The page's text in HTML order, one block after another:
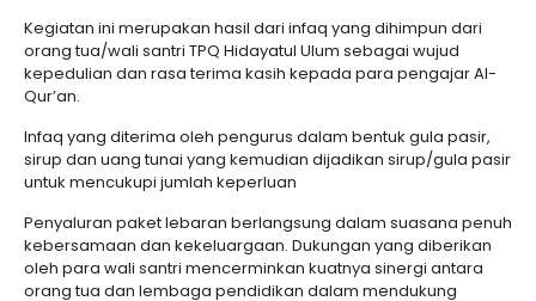
Kegiatan ini merupakan hasil dari infaq yang dihimpun dari
orang tua/wali santri TPQ Hidayatul Ulum sebagai wujud
kepedulian dan rasa terima kasih kepada para pengajar Al-
Qur’an.
Infaq yang diterima oleh pengurus dalam bentuk gula pasir,
sirup dan uang tunai yang kemudian dijadikan sirup/gula pasir
untuk mencukupi jumlah keperluan
Penyaluran paket lebaran berlangsung dalam suasana penuh
kebersamaan dan kekeluargaan. Dukungan yang diberikan
oleh para wali santri mencerminkan kuatnya sinergi antara
orang tua dan lembaga pendidikan dalam mendukung